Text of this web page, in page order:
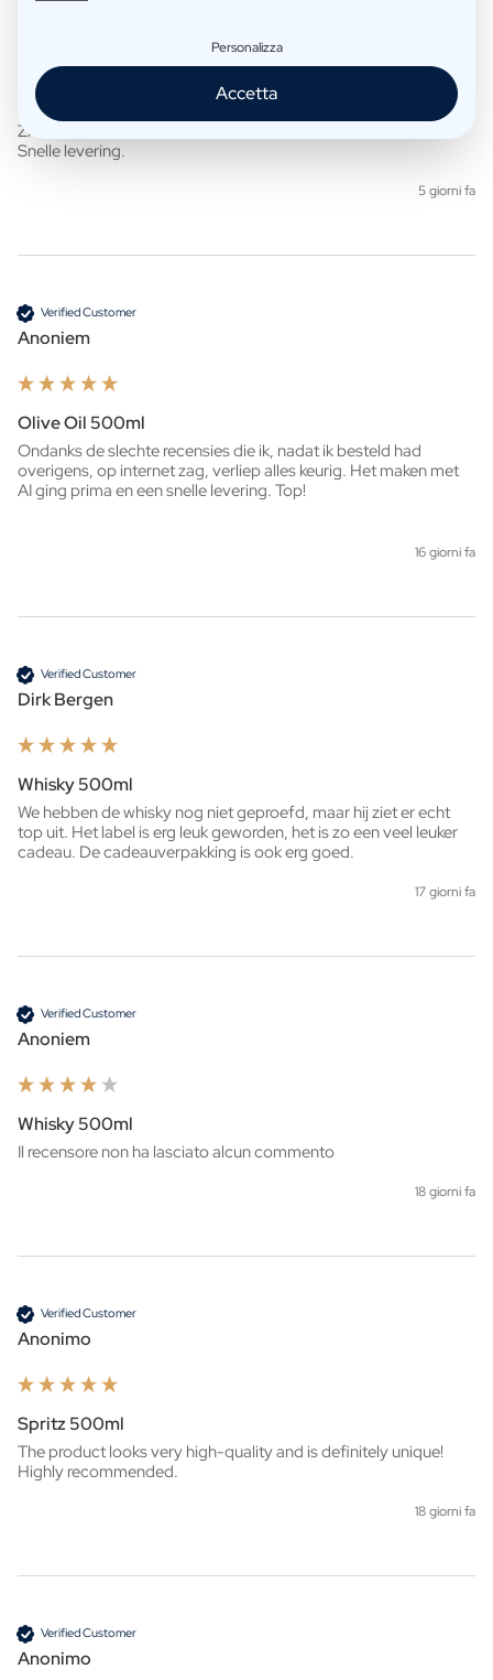
Whisky 500ml
Ziet er heel mooi uit!
Snelle levering.
5 giorni fa
Verified Customer
Anoniem
Olive Oil 500ml
Ondanks de slechte recensies die ik, nadat ik besteld had
overigens, op internet zag, verliep alles keurig. Het maken met
AI ging prima en een snelle levering. Top!
16 giorni fa
Verified Customer
Dirk Bergen
Whisky 500ml
We hebben de whisky nog niet geproefd, maar hij ziet er echt
top uit. Het label is erg leuk geworden, het is zo een veel leuker
cadeau. De cadeauverpakking is ook erg goed.
17 giorni fa
Verified Customer
Anoniem
Whisky 500ml
Il recensore non ha lasciato alcun commento
18 giorni fa
Verified Customer
Anonimo
Spritz 500ml
The product looks very high-quality and is definitely unique!
Highly recommended.
18 giorni fa
Verified Customer
Anonimo
Personalizza
Accetta